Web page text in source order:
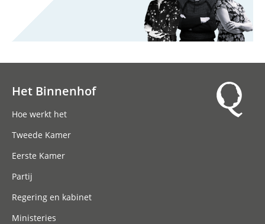
Het Binnenhof
Hoe werkt het
Tweede Kamer
Eerste Kamer
Partij
Regering en kabinet
Ministeries